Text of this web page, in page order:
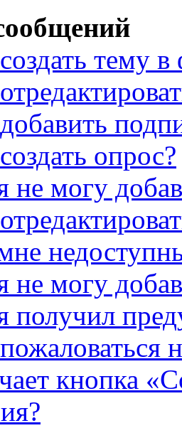
тему
опрос?
не могу
не могу
получил
кнопка